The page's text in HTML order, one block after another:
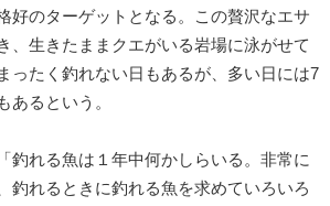
好のターゲットとなる。この贅沢なエサ
、生きたままクエがいる岩場に泳がせて
ったく釣れない日もあるが、多い日には7
あるという。
釣れる魚は１年中何かしらいる。非常に
釣れるときに釣れる魚を求めていろいろ